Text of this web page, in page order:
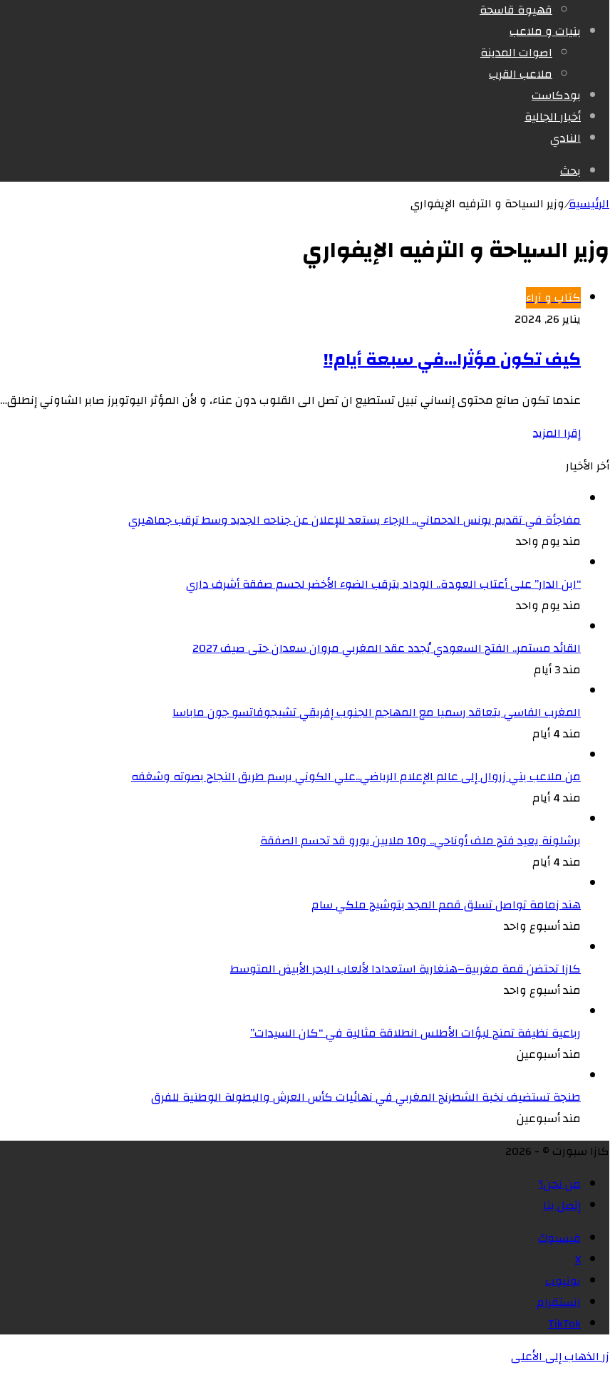
قهيوة قاسحة
بنيات و ملاعب
اصوات المدينة
ملاعب القرب
بودكاست
أخبار الجالية
النادي
بحث
الرئيسية/وزير السياحة و الترفيه الإيفواري
وزير السياحة و الترفيه الإيفواري
كتاب و آراء
يناير 26, 2024
كيف تكون مؤثرا…في سبعة أيام!!
عندما تكون صانع محتوى إنساني نبيل تستطيع ان تصل الى القلوب دون عناء، و لأن المؤثر اليوتوبرز صابر الشاوني إنطلق…
إقرا المزيد
أخر الأخيار
مفاجأة في تقديم يونس الدحماني.. الرجاء يستعد للإعلان عن جناحه الجديد وسط ترقب جماهيري
مند يوم واحد
“ابن الدار” على أعتاب العودة.. الوداد يترقب الضوء الأخضر لحسم صفقة أشرف داري
مند يوم واحد
القائد مستمر.. الفتح السعودي يُجدد عقد المغربي مروان سعدان حتى صيف 2027
مند 3 أيام
المغرب الفاسي يتعاقد رسميا مع المهاجم الجنوب إفريقي تشيجوفاتسو جون ماباسا
مند 4 أيام
من ملاعب بني زروال إلى عالم الإعلام الرياضي..علي الكوني يرسم طريق النجاح بصوته وشغفه
مند 4 أيام
برشلونة يعيد فتح ملف أوناحي.. و10 ملايين يورو قد تحسم الصفقة
مند 4 أيام
هند زمامة تواصل تسلق قمم المجد بتوشيح ملكي سام
مند أسبوع واحد
كازا تحتضن قمة مغربية–هنغارية استعدادا لألعاب البحر الأبيض المتوسط
مند أسبوع واحد
رباعية نظيفة تمنح لبؤات الأطلس انطلاقة مثالية في “كان السيدات”
مند أسبوعين
طنجة تستضيف نخبة الشطرنج المغربي في نهائيات كأس العرش والبطولة الوطنية للفرق
مند أسبوعين
كازا سبورت © - 2026
من نحن؟
إتصل بنا
فيسبوك
X
يوتيوب
انستقرام
‫TikTok
زر الذهاب إلى الأعلى